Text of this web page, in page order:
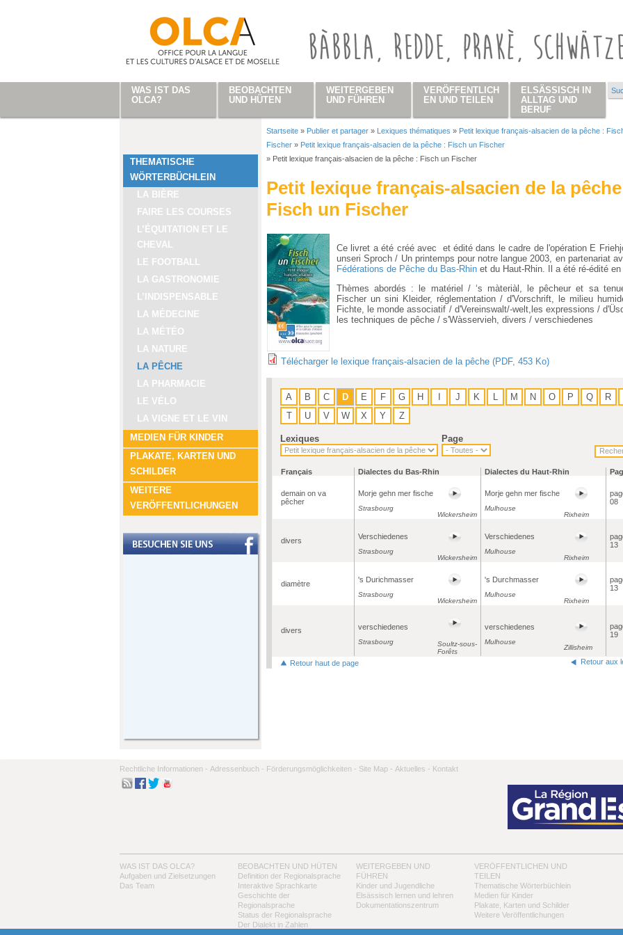
THEMATISCHE
WÖRTERBÜCHLEIN
LA BIÈRE
FAIRE LES COURSES
L’ÉQUITATION ET LE
CHEVAL
LE FOOTBALL
LA GASTRONOMIE
L’INDISPENSABLE
LA MÉDECINE
LA MÉTÉO
LA NATURE
LA PÊCHE
LA PHARMACIE
LE VÉLO
LA VIGNE ET LE VIN
MEDIEN FÜR KINDER
PLAKATE, KARTEN UND
SCHILDER
WEITERE
VERÖFFENTLICHUNGEN
Sie sind hier
Startseite » Publier et partager » Lexiques thématiques » Petit lexique français-alsacien de la pêche :
Fischer » Petit lexique français-alsacien de la pêche : Fisch un Fischer
» Petit lexique français-alsacien de la pêche : Fisch un Fischer
Petit lexique français-alsacien de la
Fisch un Fischer
Ce livret a été créé avec et édité dans le cadre de l'opération E
unseri Sproch / Un printemps pour notre langue 2003, en partenariat
Fédérations de Pêche du Bas-Rhin et du Haut-Rhin. Il a été ré-édité en
Thèmes abordés : le matériel / ‘s màteriàl, le pêcheur et sa
Fischer un sini Kleider, réglementation / d'Vorschrift, le milieu
Fichte, le monde associatif / d'Vereinswalt/-welt,les expressions /
les techniques de pêche / s'Wàsservieh, divers / verschiedenes
Télécharger le lexique français-alsacien de la pêche (PDF, 453 Ko)
A B C D E F G H J K M N O P Q R
T
U V W X Y Z
Lexiques Page
Français Dialectes du Bas-Rhin Dialectes du Haut-Rhin
demain on va
pêcher
Morje gehn mer fische
Strasbourg
Wickersheim
Morje gehn mer fische
Mulhouse
Rixheim
08
divers Verschiedenes
Strasbourg
Wickersheim
Verschiedenes
Mulhouse
Rixheim
13
diamètre 's Durichmasser
Strasbourg
Wickersheim
's Durchmasser
Mulhouse
Rixheim
13
divers verschiedenes
Strasbourg
Soultz-sous-
Forêts
verschiedenes
Mulhouse
Zillisheim
19
Retour haut de page Retour aux
Rechtliche Informationen - Adressenbuch - Förderungsmöglichkeiten - Site Map - Aktuelles - Kontakt
WAS IST DAS OLCA?
Aufgaben und Zielsetzungen
Das Team
BEOBACHTEN UND HÜTEN
Definition der Regionalsprache
Interaktive Sprachkarte
Geschichte der
Regionalsprache
Status der Regionalsprache
Der Dialekt in Zahlen
WEITERGEBEN UND
FÜHREN
Kinder und Jugendliche
Elsässisch lernen und lehren
Dokumentationszentrum
VERÖFFENTLICHEN UND
TEILEN
Thematische Wörterbüchlein
Medien für Kinder
Plakate, Karten und Schilder
Weitere Veröffentlichungen
WAS IST DAS
OLCA?
BEOBACHTEN
UND HÜTEN
WEITERGEBEN
UND FÜHREN
VERÖFFENTLICH
EN UND TEILEN
ELSÄSSISCH IN
ALLTAG UND
BERUF